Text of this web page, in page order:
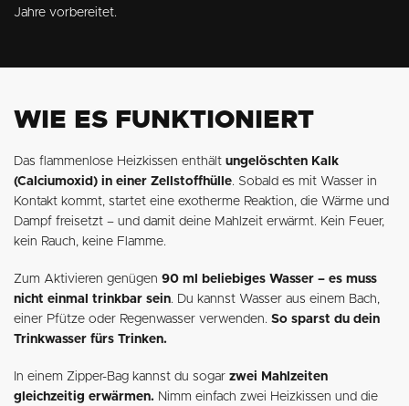
Jahre vorbereitet.
WIE ES FUNKTIONIERT
Das flammenlose Heizkissen enthält ungelöschten Kalk
(Calciumoxid) in einer Zellstoffhülle. Sobald es mit Wasser in
Kontakt kommt, startet eine exotherme Reaktion, die Wärme und
Dampf freisetzt – und damit deine Mahlzeit erwärmt. Kein Feuer,
kein Rauch, keine Flamme.
Zum Aktivieren genügen 90 ml beliebiges Wasser – es muss
nicht einmal trinkbar sein. Du kannst Wasser aus einem Bach,
einer Pfütze oder Regenwasser verwenden. So sparst du dein
Trinkwasser fürs Trinken.
In einem Zipper-Bag kannst du sogar zwei Mahlzeiten
gleichzeitig erwärmen. Nimm einfach zwei Heizkissen und die